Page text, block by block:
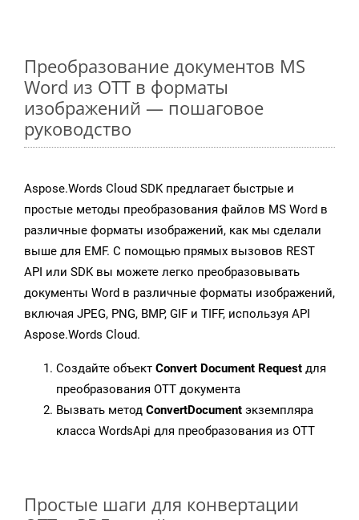
Преобразование документов MS
Word из OTT в форматы
изображений — пошаговое
руководство
Aspose.Words Cloud SDK предлагает быстрые и
простые методы преобразования файлов MS Word в
различные форматы изображений, как мы сделали
выше для EMF. С помощью прямых вызовов REST
API или SDK вы можете легко преобразовывать
документы Word в различные форматы изображений,
включая JPEG, PNG, BMP, GIF и TIFF, используя API
Aspose.Words Cloud.
Создайте объект Convert Document Request для
преобразования OTT документа
Вызвать метод ConvertDocument экземпляра
класса WordsApi для преобразования из OTT
Простые шаги для конвертации